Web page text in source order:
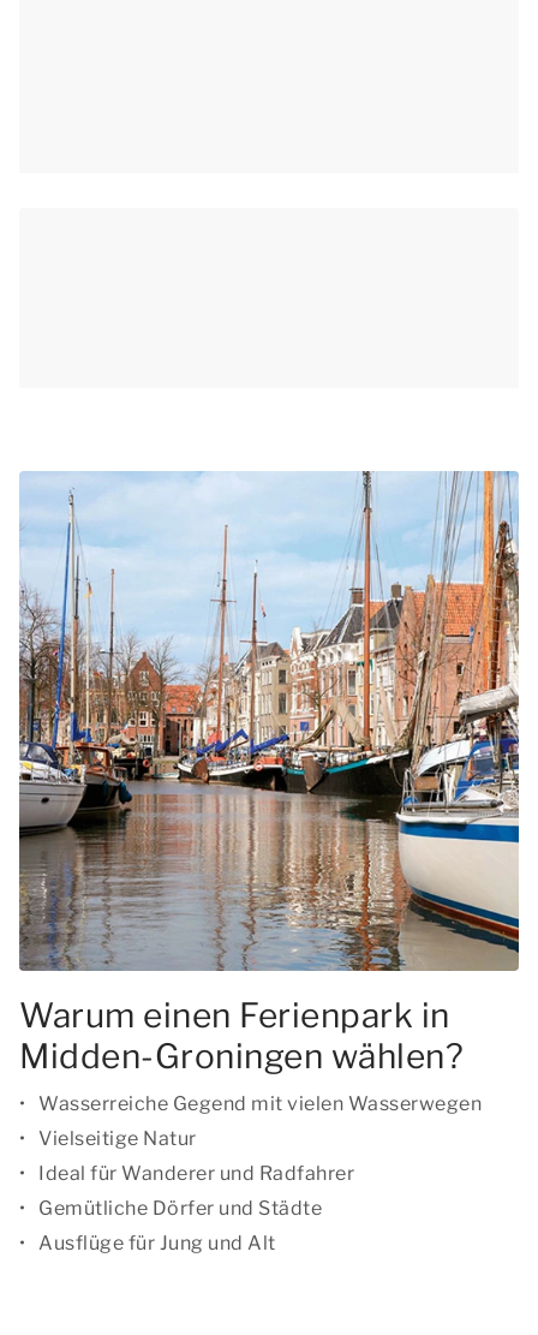
Warum einen Ferienpark in
Midden-Groningen wählen?
Wasserreiche Gegend mit vielen Wasserwegen
Vielseitige Natur
Ideal für Wanderer und Radfahrer
Gemütliche Dörfer und Städte
Ausflüge für Jung und Alt